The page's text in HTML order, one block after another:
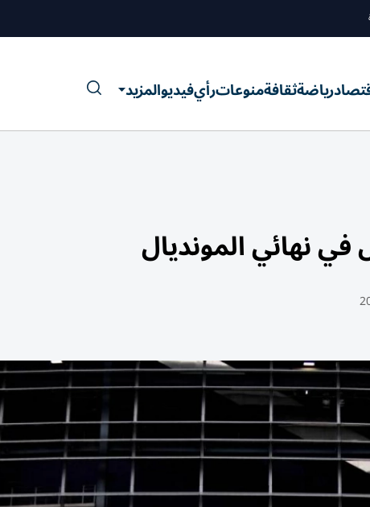
رياضةثقافةمنوعاترأيفيديوالمزيد
نهائي المونديال